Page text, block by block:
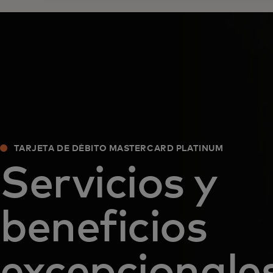
TARJETA DE DÉBITO MASTERCARD PLATINUM
Servicios y
beneficios